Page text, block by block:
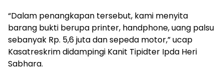
“Dalam penangkapan tersebut, kami menyita
barang bukti berupa printer, handphone, uang palsu
sebanyak Rp. 5,6 juta dan sepeda motor,” ucap
Kasatreskrim didampingi Kanit Tipidter Ipda Heri
Sabhara.